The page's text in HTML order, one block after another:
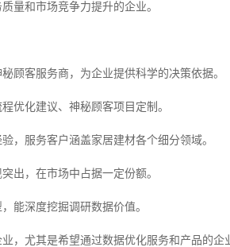
量和市场竞争力提升的企业。
顾客服务商，为企业提供科学的决策依据。
优化建议、神秘顾客项目定制。
，服务客户涵盖家居建材各个细分领域。
出，在市场中占据一定份额。
能深度挖掘调研数据价值。
，尤其是希望通过数据优化服务和产品的企